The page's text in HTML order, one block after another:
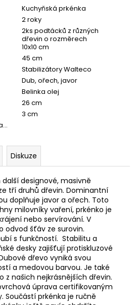
Kuchyňská prkénka
2 roky
2ks podtácků z různých
dřevin o rozměrech
10x10 cm
45 cm
Stabilizátory Walteco
Dub, ořech, javor
Belinka olej
26 cm
3 cm
Diskuze
designové, masivně
tří druhů dřevin. Dominantní
doplňuje javor a ořech. Toto
milovníky vaření, prkénko je
nebo servírování. V
odvod šťáv ze surovin.
s funkčností. Stabilitu a
desky zajišťují protiskluzové
dřevo vyniká svou
a medovou barvou. Je také
z našich nejkrásnějších dřevin.
úprava certifikovaným
Součástí prkénka je ručně